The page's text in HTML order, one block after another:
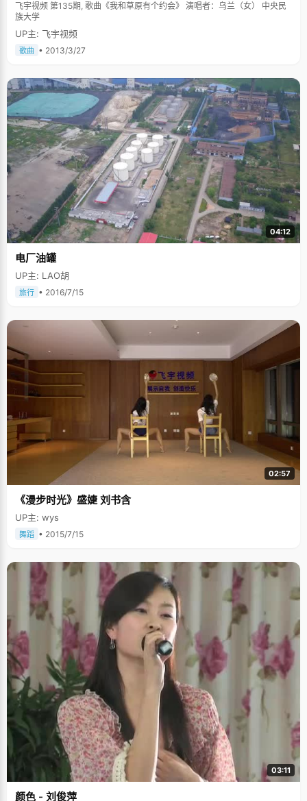
飞宇视频 第135期, 歌曲《我和草原有个约会》 演唱者：乌兰（女） 中央民
族大学
UP主: 飞宇视频
歌曲 • 2013/3/27
04:12
电厂油罐
UP主: LAO胡
旅行 • 2016/7/15
02:57
《漫步时光》盛婕 刘书含
UP主: wys
舞蹈 • 2015/7/15
03:11
颜色 - 刘俊萍